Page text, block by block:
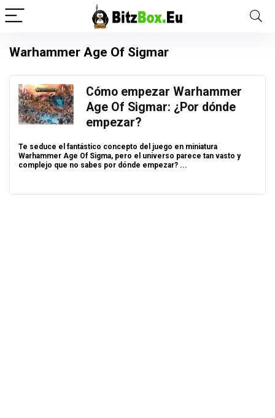
Warhammer Age Of Sigmar
Cómo empezar Warhammer
Age Of Sigmar: ¿Por dónde
empezar?
Te seduce el fantástico concepto del juego en miniatura
Warhammer Age Of Sigma, pero el universo parece tan vasto y
complejo que no sabes por dónde empezar? ...